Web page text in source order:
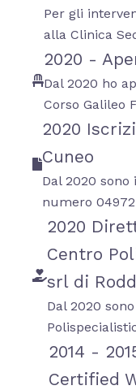
Per gli
alla Clinica
2020 -
Dal 2020 ho
Corso Galileo
2020
Cuneo
Dal 2020 sono
numero 04972
2020
Centro
srl di
Dal 2020
2014 -
Certified